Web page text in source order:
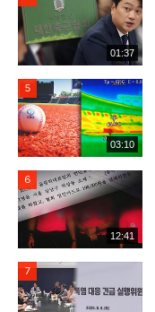
01:37
03:10
12:41